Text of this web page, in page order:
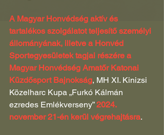
A Magyar Honvédség aktív és
tartalékos szolgálatot teljesítő személyi
állományának, illetve a Honvéd
Sportegyesületek tagjai részére a
Magyar Honvédség Amatőr Katonai
Küzdősport Bajnokság, MH XI. Kinizsi
Közelharc Kupa „Furkó Kálmán
ezredes Emlékverseny” 2024.
november 21-én kerül végrehajtásra.